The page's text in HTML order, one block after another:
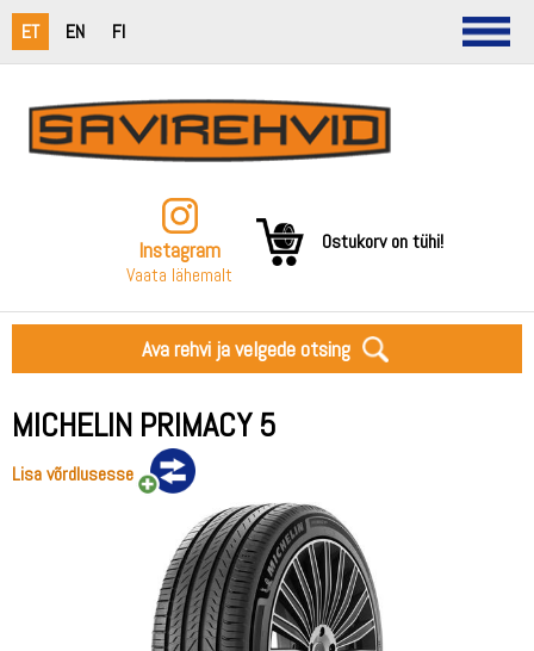
ET EN FI
Instagram
Vaata lähemalt
Ostukorv on tühi!
Ava rehvi ja velgede otsing
MICHELIN PRIMACY 5
Lisa võrdlusesse